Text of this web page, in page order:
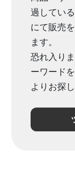
過してい
にて販売
ます。
恐れ入り
ーワード
よりお探